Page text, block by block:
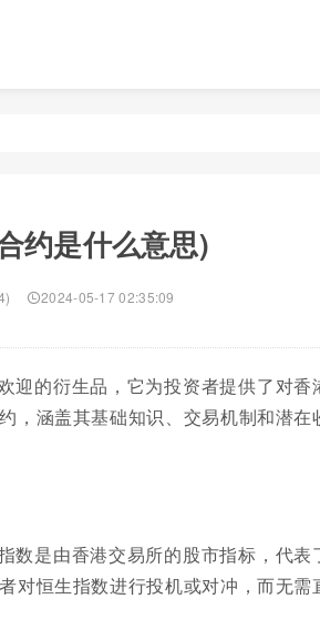
约是什么意思)
2024-05-17 02:35:09
迎的衍生品，它为投资者提供了对香
，涵盖其基础知识、交易机制和潜在
数是由香港交易所的股市指标，代表
对恒生指数进行投机或对冲，而无需